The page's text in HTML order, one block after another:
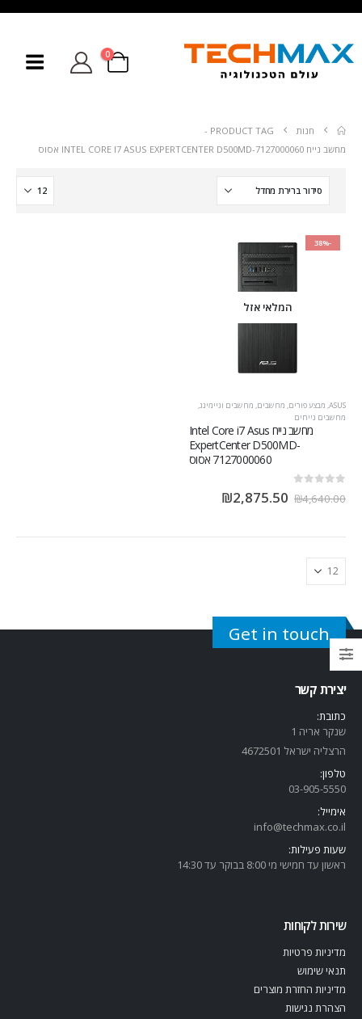
0
חנות
PRODUCT TAG -
מחשב נייח INTEL CORE I7 ASUS EXPERTCENTER D500MD-7127000060 אסוס
-38%
המלאי אזל
ASUS
, מבצע פורים, מחשבים, מחשבים וגיימינג,
מחשבים נייחים
מחשב נייח Intel Core i7 Asus
ExpertCenter D500MD-
7127000060 אסוס
₪4,640.00
₪2,875.50
Get in touch
יצירת קשר
כתובת:
שנקר אריה 1
הרצליה ישראל 4672501
טלפון:
03-905-5550
אימייל:
info@techmax.co.il
שעות פעילות:
ראשון עד חמישי מי 8:00 בבוקר עד 14:30
שירות לקוחות
מדיניות פרטיות
תנאי שימוש
מדיניות החזרת מוצרים
הצהרת נגישות